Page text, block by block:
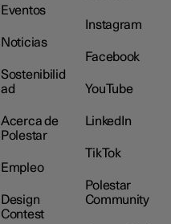
Eventos
Noticias
Sostenibilid
ad
Acerca de
Polestar
Empleo
Design
Contest
Instagram
Facebook
YouTube
LinkedIn
TikTok
Polestar
Community